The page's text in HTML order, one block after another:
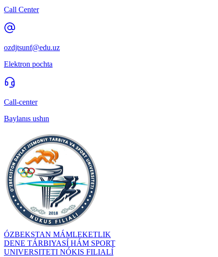
Call Center
ozdjtsunf@edu.uz
Elektron pochta
Call-center
Baylanıs ushın
ÓZBEKSTAN MÁMLEKETLIK
DENE TÁRBIYASÍ HÁM SPORT
UNIVERSITETI NÓKIS FILIALÍ